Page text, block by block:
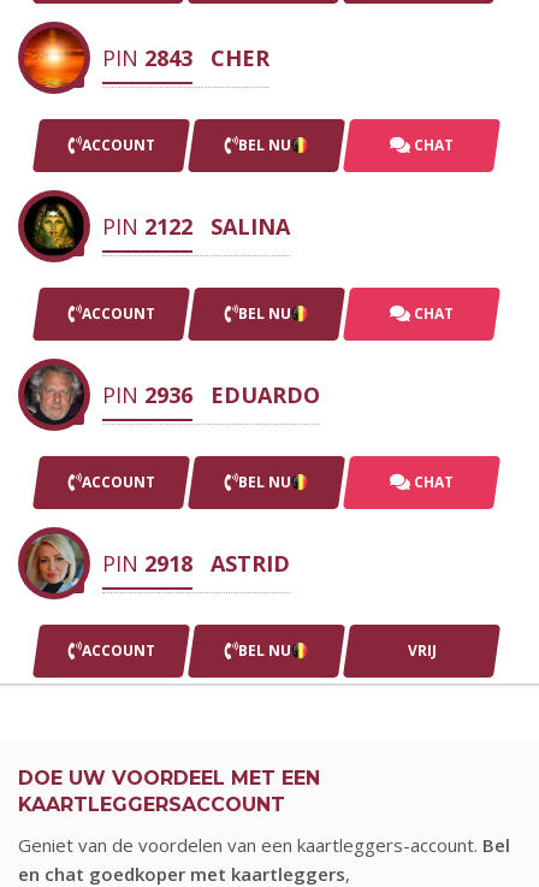
PIN 2843 CHER
ACCOUNT BEL NU CHAT
PIN 2122 SALINA
ACCOUNT BEL NU CHAT
PIN 2936 EDUARDO
ACCOUNT BEL NU CHAT
PIN 2918 ASTRID
ACCOUNT BEL NU VRIJ
DOE UW VOORDEEL MET EEN
KAARTLEGGERSACCOUNT
Geniet van de voordelen van een kaartleggers-account. Bel
en chat goedkoper met kaartleggers,